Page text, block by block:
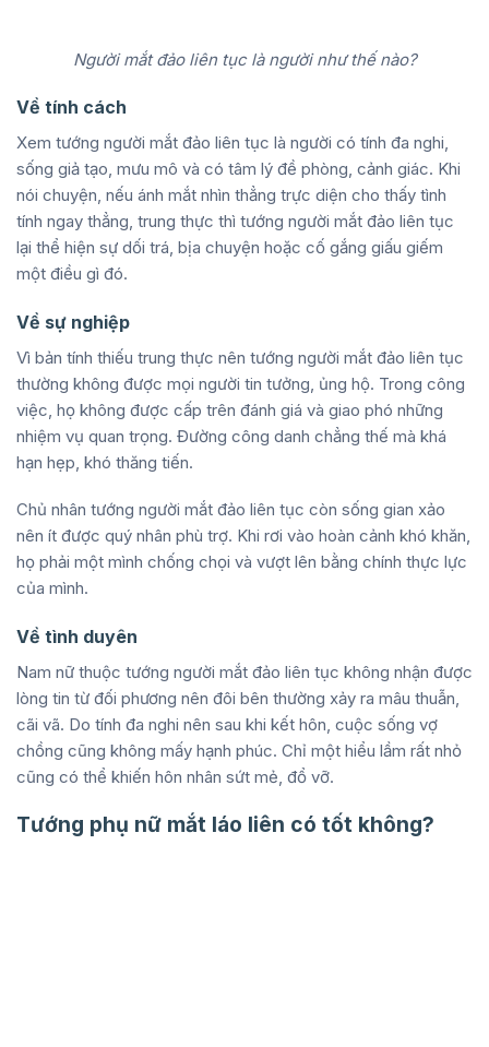
Người mắt đảo liên tục là người như thế nào?
Về tính cách
Xem tướng người mắt đảo liên tục là người có tính đa nghi,
sống giả tạo, mưu mô và có tâm lý đề phòng, cảnh giác. Khi
nói chuyện, nếu ánh mắt nhìn thẳng trực diện cho thấy tình
tính ngay thẳng, trung thực thì tướng người mắt đảo liên tục
lại thể hiện sự dối trá, bịa chuyện hoặc cố gắng giấu giếm
một điều gì đó.
Về sự nghiệp
Vì bản tính thiếu trung thực nên tướng người mắt đảo liên tục
thường không được mọi người tin tưởng, ủng hộ. Trong công
việc, họ không được cấp trên đánh giá và giao phó những
nhiệm vụ quan trọng. Đường công danh chẳng thế mà khá
hạn hẹp, khó thăng tiến.
Chủ nhân tướng người mắt đảo liên tục còn sống gian xảo
nên ít được quý nhân phù trợ. Khi rơi vào hoàn cảnh khó khăn,
họ phải một mình chống chọi và vượt lên bằng chính thực lực
của mình.
Về tình duyên
Nam nữ thuộc tướng người mắt đảo liên tục không nhận được
lòng tin từ đối phương nên đôi bên thường xảy ra mâu thuẫn,
cãi vã. Do tính đa nghi nên sau khi kết hôn, cuộc sống vợ
chồng cũng không mấy hạnh phúc. Chỉ một hiểu lầm rất nhỏ
cũng có thể khiến hôn nhân sứt mẻ, đổ vỡ.
Tướng phụ nữ mắt láo liên có tốt không?